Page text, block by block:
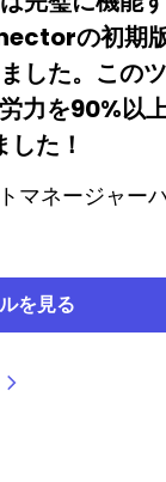
の初期
した。このツ
力を90%以
た！
マネージャー
を見る